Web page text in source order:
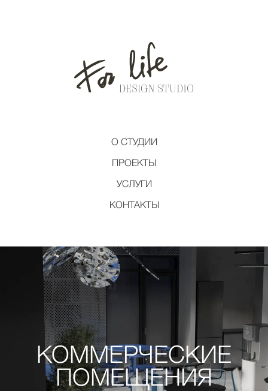
О СТУДИИ
ПРОЕКТЫ
УСЛУГИ
КОНТАКТЫ
КОММЕРЧЕСКИЕ
ПОМЕЩЕНИЯ